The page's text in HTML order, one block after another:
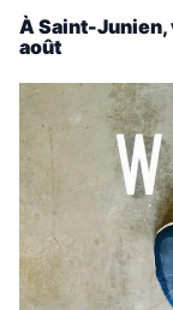
À Saint-Junien,
août